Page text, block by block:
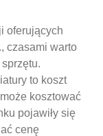
oferujących
czasami warto
to koszt
kosztować
pojawiły się
cenę